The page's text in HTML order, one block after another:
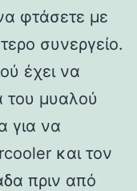
φτάσετε με
συνεργείο.
έχει να
του μυαλού
για να
και τον
πριν από